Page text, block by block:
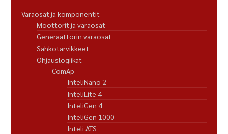
Varaosat ja komponentit
Moottorit ja varaosat
Generaattorin varaosat
Sähkötarvikkeet
Ohjauslogiikat
ComAp
InteliNano 2
InteliLite 4
InteliGen 4
InteliGen 1000
Inteli ATS